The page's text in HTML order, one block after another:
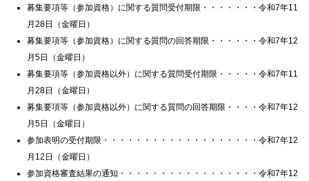
募集要項等（参加資格）に関する質問受付期限・・・・・・・令和7年11
月28日（金曜日）
募集要項等（参加資格）に関する質問の回答期限・・・・・・令和7年12
月5日（金曜日）
募集要項等（参加資格以外）に関する質問受付期限・・・・・令和7年11
月28日（金曜日）
募集要項等（参加資格以外）に関する質問の回答期限・・・・令和7年12
月5日（金曜日）
参加表明の受付期限・・・・・・・・・・・・・・・・・・・令和7年12
月12日（金曜日）
参加資格審査結果の通知・・・・・・・・・・・・・・・・・令和7年12